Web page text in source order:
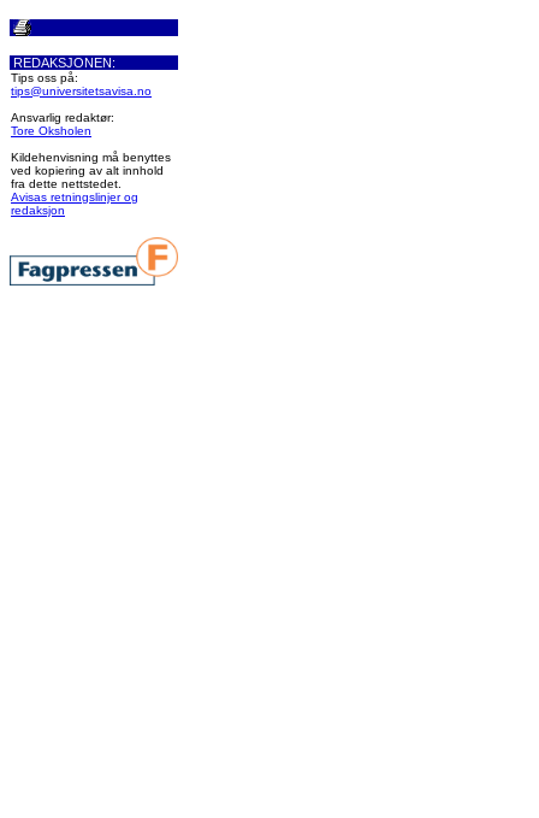
REDAKSJONEN:
Tips oss på:
tips@universitetsavisa.no
Ansvarlig redaktør:
Tore Oksholen
Kildehenvisning må benyttes
ved kopiering av alt innhold
fra dette nettstedet.
Avisas retningslinjer og
redaksjon